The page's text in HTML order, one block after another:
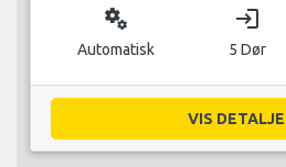
miscellaneous_services
Automatisk
login
5 Dør
VIS